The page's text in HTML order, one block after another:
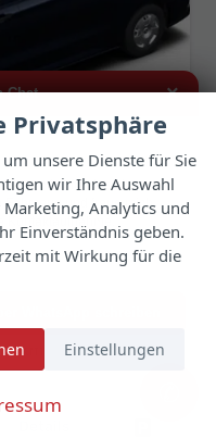
PDC 2S
mit Tageszulassung
10 km
Chat ×
mich für das oben
Fahrzeug und freue mich
Kontaktaufnahme.
Privatsphäre
unsere Dienste für Sie
wir Ihre Auswahl
Analytics und
Einverständnis geben.
mit Wirkung für die
Einstellungen